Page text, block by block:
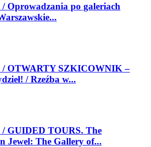
Oprowadzania po galeriach
OTWARTY SZKICOWNIK –
/ Rzeźba w...
GUIDED TOURS. The
Jewel: The Gallery of...